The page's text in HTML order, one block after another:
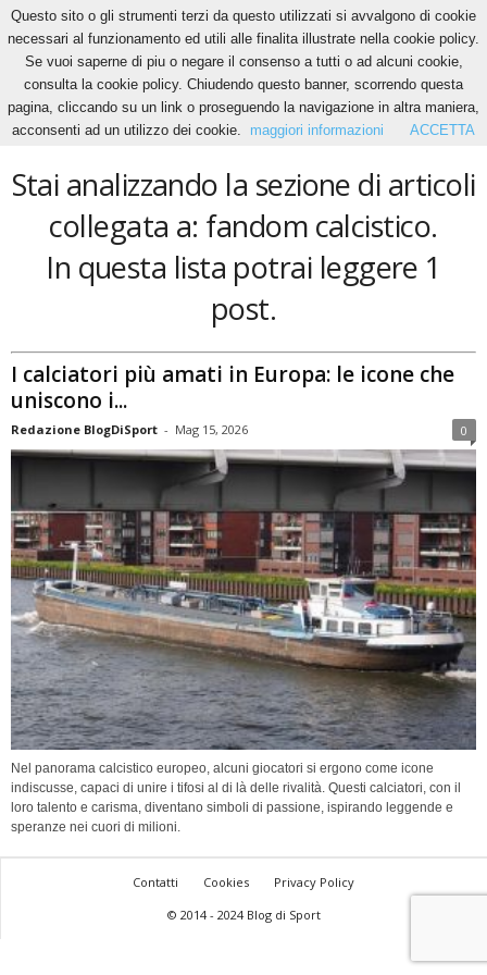
Home Tags Fandom calcistico
fandom calcistico
Stai analizzando la sezione di articoli
collegata a: fandom calcistico.
In questa lista potrai leggere 1
post.
I calciatori più amati in Europa: le icone che
uniscono i...
Redazione BlogDiSport - Mag 15, 2026 0
Nel panorama calcistico europeo, alcuni giocatori si ergono come icone
indiscusse, capaci di unire i tifosi al di là delle rivalità. Questi calciatori, con il
loro talento e carisma, diventano simboli di passione, ispirando leggende e
speranze nei cuori di milioni.
Contatti Cookies
Privacy Policy
© 2014 - 2024 Blog di Sport
Questo sito o gli strumenti terzi da questo utilizzati si avvalgono di cookie
necessari al funzionamento ed utili alle finalita illustrate nella cookie policy.
Se vuoi saperne di piu o negare il consenso a tutti o ad alcuni cookie,
consulta la cookie policy. Chiudendo questo banner, scorrendo questa
pagina, cliccando su un link o proseguendo la navigazione in altra maniera,
acconsenti ad un utilizzo dei cookie.
maggiori informazioni ACCETTA